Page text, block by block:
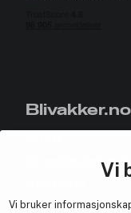
Vi
Vi bruker
Blivakker.no
Bli medlem helt
Samarbeid med oss